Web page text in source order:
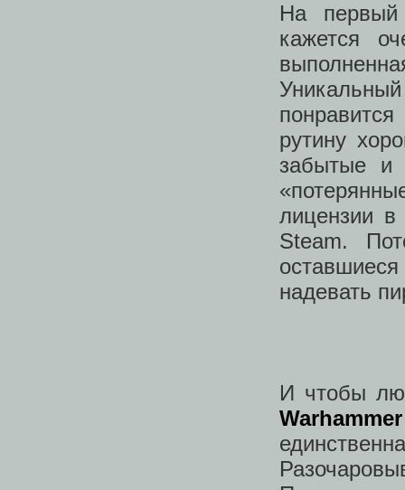
На
кажется
рутину
забытые и
лицензии в
Steam.
надевать
И чтобы